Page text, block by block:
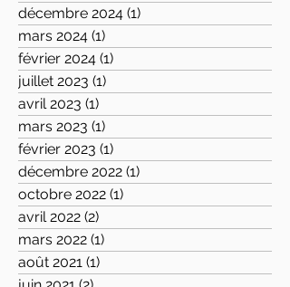
décembre 2024 (1)
mars 2024 (1)
février 2024 (1)
juillet 2023 (1)
avril 2023 (1)
mars 2023 (1)
février 2023 (1)
décembre 2022 (1)
octobre 2022 (1)
avril 2022 (2)
mars 2022 (1)
août 2021 (1)